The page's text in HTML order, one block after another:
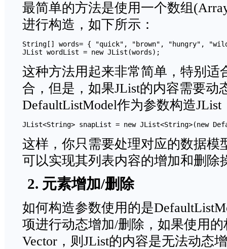
最简单的方法是使用一个数组
进行构造，如下所示：
String[] words= { "quick", "brown", "hungry",
JList wordList = new JList(words);
这种方法用起来非常简单，特别适
合，但是，如果JList的内容需要动
DefaultListModel作为参数构造JList
JList<String> snapList = new JList<String>(new
这样，你只需要处理对应的数据模
可以实现其列表内容的增加和删除
2. 元素增加/删除
如何构造参数使用的是
项进行动态增加/删除，如果使用
Vector，则JList的内容是无法动态